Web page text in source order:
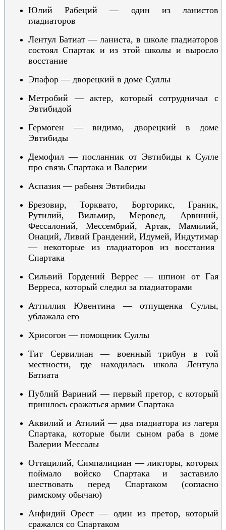
Юлий Рабеций — один из ланистов
гладиаторов
Лентул Батиат — ланиста, в школе гладиаторов
состоял Спартак и из этой школы и выросло
восстание
Эпафор — дворецкий в доме Суллы
Метробий — актер, который сотрудничал с
Эвтибидой
Гермоген — видимо, дворецкий в доме
Эвтибиды
Демофил — посланник от Эвтибиды к Сулле
про связь Спартака и Валерии
Аспазия — рабыня Эвтибиды
Брезовир,Торквато, Борторикс,Граник,
Рутилий, Вильмир, Меровед, Арвиний,
Фессалоний, Мессембрий, Артак, Мамилий,
Онаций, Ливий Грандений, Идумей, Индутимар
— некоторые из гладиаторов из восстания
Спартака
Сильвий Гордений Веррес — шпион от Гая
Верреса, который следил за гладиаторами
Аттиллия Ювентина — отпущенка Суллы,
ублажала его
Хрисогон — помощник Суллы
Тит Сервилиан — военный трибун в той
местности, где находилась школа Лентула
Батиата
Публий Вариний — первый претор, с который
пришлось сражаться армии Спартака
Аквилий и Атилий — два гладиатора из лагеря
Спартака, которые были сыном раба в доме
Валерии Мессалы
Оттацилий, Симпалициан — ликторы, которых
поймало войско Спартака и заставило
шествовать перед Спартаком (согласно
римскому обычаю)
Анфидий Орест — один из претор, который
сражался со Спартаком